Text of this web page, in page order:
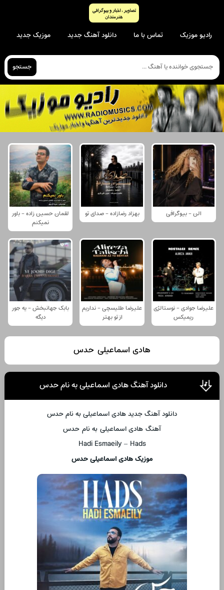
رادیو موزیک تماس با ما دانلود آهنگ جدید موزیک جدید
جستجو
الن - بیوگرافی بهزاد رضازاده - صدای تو
لقمان حسین زاده - باور
نمیکنم
علیرضا جوادی - نوستالژی
ریمیکس
علیرضا طلیسچی - نداریم
از تو بهتر
بابک جهانبخش - یه جور
دیگه
هادی اسماعیلی حدس
دانلود آهنگ هادی اسماعیلی به نام حدس
دانلود آهنگ جدید هادی اسماعیلی به نام حدس
آهنگ هادی اسماعیلی به نام حدس
Hadi Esmaeily – Hads
موزیک هادی اسماعیلی حدس